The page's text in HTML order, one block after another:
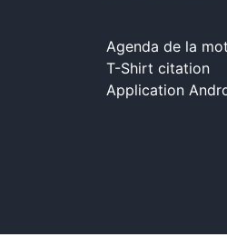
Agenda de la
T-Shirt citation
Application